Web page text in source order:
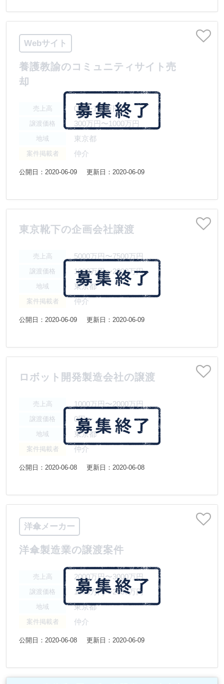
Webサイト
養護教諭のコミュニティサイト売
却
売上高 0円〜100万円
譲渡価格 300万円〜1000万円
地域 東京都
案件掲載者 仲介
公開日：2020-06-09 更新日：2020-06-09
東京靴下の企画会社譲渡
売上高 5000万円〜7500万円
譲渡価格 1000万円〜2000万円
地域 東京都
案件掲載者 仲介
公開日：2020-06-09 更新日：2020-06-09
ロボット開発製造会社の譲渡
売上高 1000万円〜2000万円
譲渡価格 0円〜
地域 東京都
案件掲載者 仲介
公開日：2020-06-08 更新日：2020-06-08
洋傘メーカー
洋傘製造業の譲渡案件
売上高 2000万円〜3000万円
譲渡価格 1000万円〜2000万円
地域 東京都
案件掲載者 仲介
公開日：2020-06-08 更新日：2020-06-09